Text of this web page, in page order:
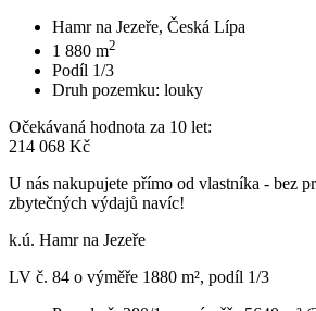
Hamr na Jezeře, Česká Lípa
1 880 m2
Podíl 1/3
Druh pozemku: louky
Očekávaná hodnota za 10 let:
214 068 Kč
U nás nakupujete přímo od vlastníka - bez
zbytečných výdajů navíc!
k.ú. Hamr na Jezeře
LV č. 84 o výměře 1880 m², podíl 1/3